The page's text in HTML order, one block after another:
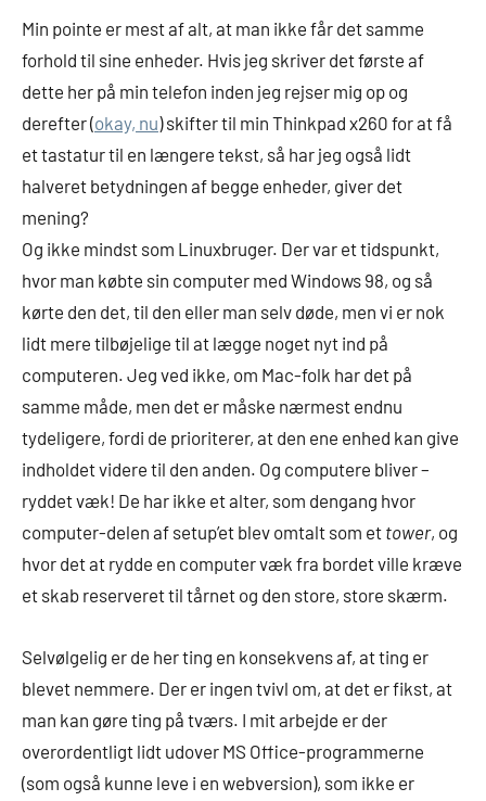
Min pointe er mest af alt, at man ikke får det samme
forhold til sine enheder. Hvis jeg skriver det første af
dette her på min telefon inden jeg rejser mig op og
derefter (okay, nu) skifter til min Thinkpad x260 for at få
et tastatur til en længere tekst, så har jeg også lidt
halveret betydningen af begge enheder, giver det
mening?
Og ikke mindst som Linuxbruger. Der var et tidspunkt,
hvor man købte sin computer med Windows 98, og så
kørte den det, til den eller man selv døde, men vi er nok
lidt mere tilbøjelige til at lægge noget nyt ind på
computeren. Jeg ved ikke, om Mac-folk har det på
samme måde, men det er måske nærmest endnu
tydeligere, fordi de prioriterer, at den ene enhed kan give
indholdet videre til den anden. Og computere bliver –
ryddet væk! De har ikke et alter, som dengang hvor
computer-delen af setup’et blev omtalt som et tower, og
hvor det at rydde en computer væk fra bordet ville kræve
et skab reserveret til tårnet og den store, store skærm.
Selvølgelig er de her ting en konsekvens af, at ting er
blevet nemmere. Der er ingen tvivl om, at det er fikst, at
man kan gøre ting på tværs. I mit arbejde er der
overordentligt lidt udover MS Office-programmerne
(som også kunne leve i en webversion), som ikke er